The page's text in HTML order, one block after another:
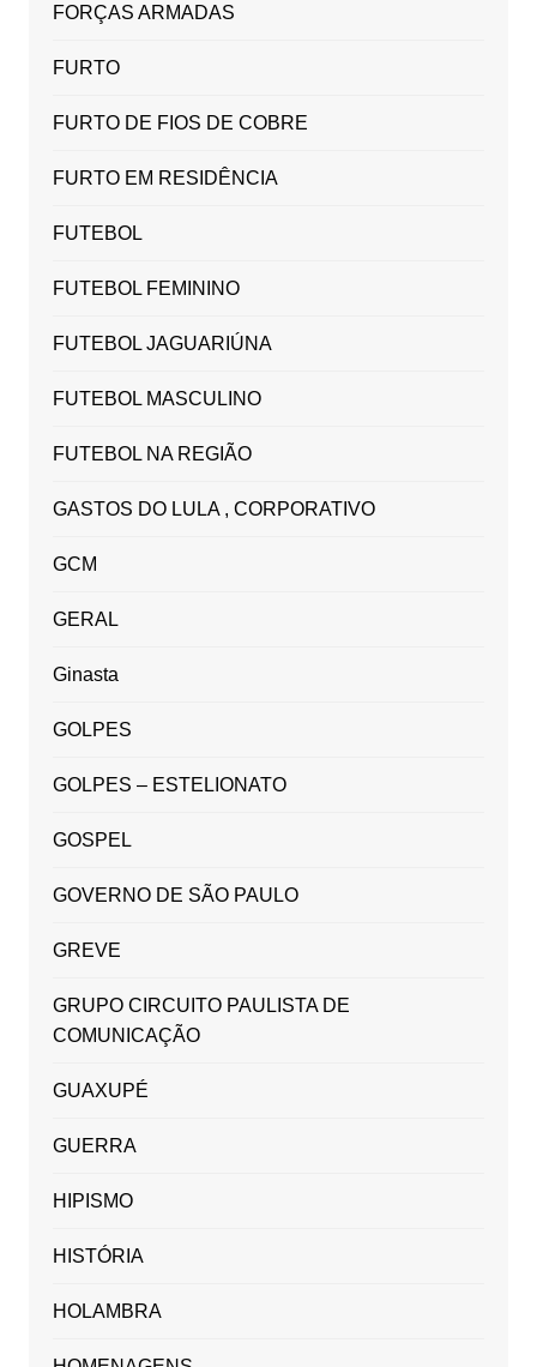
FORÇAS ARMADAS
FURTO
FURTO DE FIOS DE COBRE
FURTO EM RESIDÊNCIA
FUTEBOL
FUTEBOL FEMININO
FUTEBOL JAGUARIÚNA
FUTEBOL MASCULINO
FUTEBOL NA REGIÃO
GASTOS DO LULA , CORPORATIVO
GCM
GERAL
Ginasta
GOLPES
GOLPES – ESTELIONATO
GOSPEL
GOVERNO DE SÃO PAULO
GREVE
GRUPO CIRCUITO PAULISTA DE
COMUNICAÇÃO
GUAXUPÉ
GUERRA
HIPISMO
HISTÓRIA
HOLAMBRA